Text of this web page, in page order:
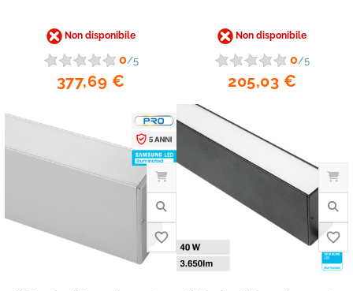
favorite_border
Non disponibile
0/5
377,69 €
Non disponibile
0/5
205,03 €